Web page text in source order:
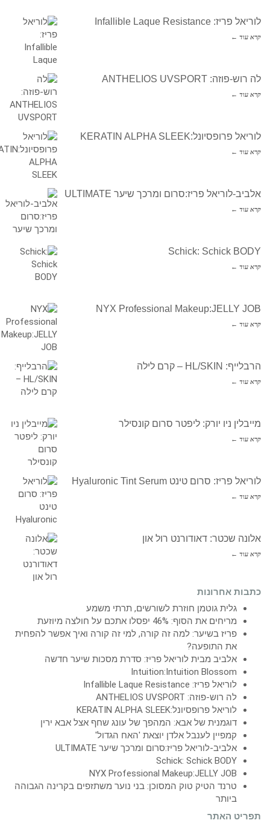
לוריאל פריז: Infallible Laque Resistance
קרא עוד ←
לה רוש-פוזה: ANTHELIOS UVSPORT
קרא עוד ←
לוריאל פרופסיונל:KERATIN ALPHA SLEEK
קרא עוד ←
אלביב-לוריאל פריז:סרום ומרכך שיער ULTIMATE
קרא עוד ←
Schick: Schick BODY
קרא עוד ←
NYX Professional Makeup:JELLY JOB
קרא עוד ←
הרבלייף: HL/SKIN – קרם לילה
קרא עוד ←
מייבלין ניו יורק: ליפטר סרום קונסילר
קרא עוד ←
לוריאל פריז: סרום טינט Hyaluronic Tint Serum
קרא עוד ←
אלונה שכטר: דאודורנט רול און
קרא עוד ←
כתבות אחרונות
גלית גוטמן חוזרת לשורשים, תרתי משמע
מריחים את הסוף: 46% יפסלו אתכם על חולצה מיוזעת
פריז בשיער: למה זה קורה, למי זה קורה ואיך אפשר להפחית
את התופעה?
אלביב מבית לוריאל פריז: סדרת מסכות שיער חדשה
Intuition:Intuition Blossom
לוריאל פריז: Infallible Laque Resistance
לה רוש-פוזה: ANTHELIOS UVSPORT
לוריאל פרופסיונל:KERATIN ALPHA SLEEK
דוגמנית של אבא: המהפך של עונג שחף אצל אבא ירין
קמפיין לענבל אלדן יוצאת 'האח הגדול'
אלביב-לוריאל פריז:סרום ומרכך שיער ULTIMATE
Schick: Schick BODY
NYX Professional Makeup:JELLY JOB
טרנד הטיק טוק המסוכן: בני נוער משתזפים בקרינה הגבוהה
ביותר
תפריט האתר